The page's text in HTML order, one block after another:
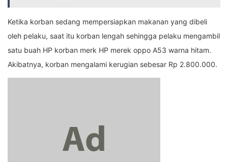
Ketika korban sedang mempersiapkan makanan yang dibeli
oleh pelaku, saat itu korban lengah sehingga pelaku mengambil
satu buah HP korban merk HP merek oppo A53 warna hitam.
Akibatnya, korban mengalami kerugian sebesar Rp 2.800.000.